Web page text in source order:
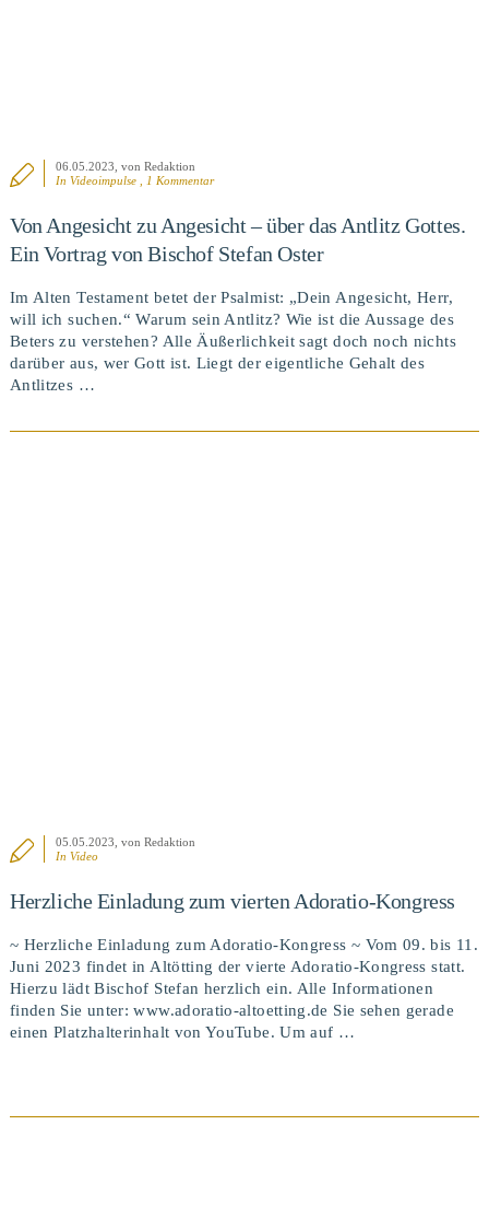
06.05.2023 , von Redaktion
InVideoimpulse , 1 Kommentar
Von Angesicht zu Angesicht – über das Antlitz Gottes.
Ein Vortrag von Bischof Stefan Oster
Im Alten Testament betet der Psalmist: „Dein Angesicht, Herr,
will ich suchen.“ Warum sein Antlitz? Wie ist die Aussage des
Beters zu verstehen? Alle Äußerlichkeit sagt doch noch nichts
darüber aus, wer Gott ist. Liegt der eigentliche Gehalt des
Antlitzes …
05.05.2023 , von Redaktion
InVideo
Herzliche Einladung zum vierten Adoratio-Kongress
~ Herzliche Einladung zum Adoratio-Kongress ~ Vom 09. bis 11.
Juni 2023 findet in Altötting der vierte Adoratio-Kongress statt.
Hierzu lädt Bischof Stefan herzlich ein. Alle Informationen
finden Sie unter: www.adoratio-altoetting.de Sie sehen gerade
einen Platzhalterinhalt von YouTube. Um auf …